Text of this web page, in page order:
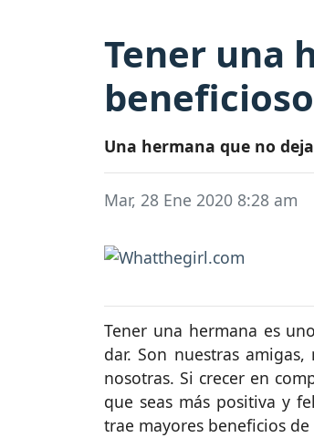
Tener una
Una hermana que no
Mar, 28 Ene 2020 8:28 am
Tener una hermana es
dar. Son nuestras
nosotras. Si crecer en
que seas más positiva y
trae mayores beneficios